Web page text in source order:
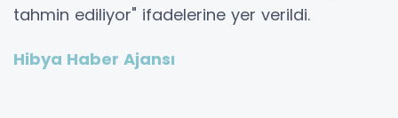
tahmin ediliyor" ifadelerine yer verildi.
Hibya Haber Ajansı